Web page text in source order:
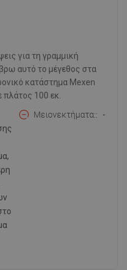
για τη γραμμική
αυτό το μέγεθος στα
κατάστημα Mexen
πλάτος 100 εκ.
Μειονεκτήματα: -